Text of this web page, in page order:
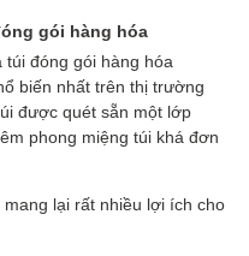
gói hàng hóa
đóng gói hàng hóa
biến nhất trên thị trường
được quét sẵn một lớp
phong miệng túi khá đơn
lại rất nhiều lợi ích cho